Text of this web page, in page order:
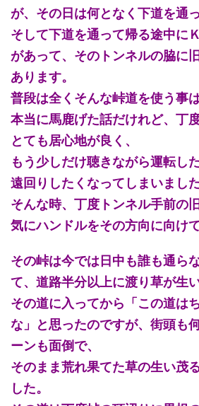
が、その日は何となく下道を通
そして下道を通って帰る途中に
があって、そのトンネルの脇に
あります。
普段は全くそんな峠道を使う事
本当に馬鹿げた話だけれど、丁
とても居心地が良く、
もう少しだけ聴きながら運転し
遠回りしたくなってしまいました
そんな時、丁度トンネル手前の
気にハンドルをその方向に向け
その峠は今では日中も誰も通ら
て、道路半分以上に渡り草が生
その道に入ってから「この道は
な」と思ったのですが、街頭も
ーンも面倒で、
そのまま荒れ果てた草の生い茂
した。